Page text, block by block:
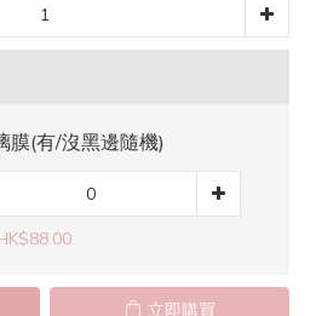
膜(有/沒黑邊隨機)
立即購買